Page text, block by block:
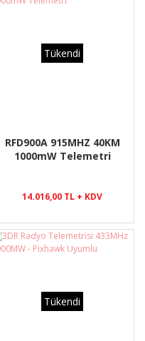
Tükendi
RFD900A 915MHZ 40KM
1000mW Telemetri
14.016,00 TL + KDV
Tükendi